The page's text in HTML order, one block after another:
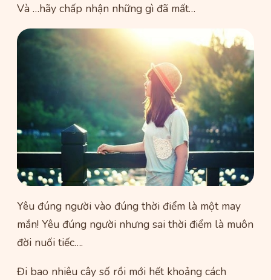
Và …hãy chấp nhận những gì đã mất…
Yêu đúng người vào đúng thời điểm là một may
mắn! Yêu đúng người nhưng sai thời điểm là muôn
đời nuối tiếc….
Đi bao nhiêu cây số rồi mới hết khoảng cách